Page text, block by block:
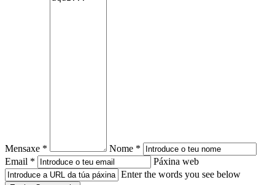
Mensaxe *
Nome *
Email *
Páxina web
Enter the words you see below